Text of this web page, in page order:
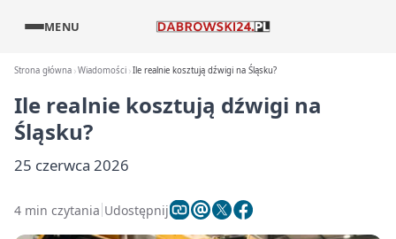
MENU
Strona główna Wiadomości Ile realnie kosztują dźwigi na Śląsku?
Ile realnie kosztują dźwigi na
Śląsku?
25 czerwca 2026
4 min czytania Udostępnij